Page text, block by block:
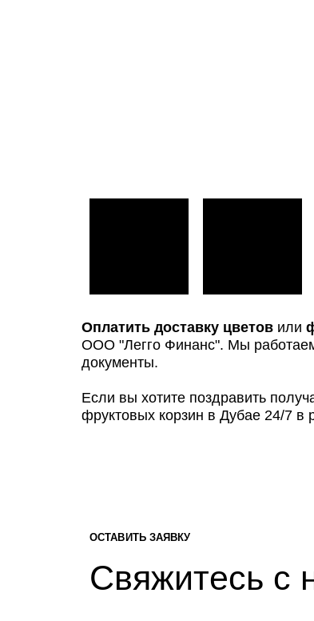
Оплатить доставку цветов или
ООО "Легго Финанс". Мы
документы.
Если вы хотите поздравить
фруктовых корзин в Дубае 24/7
ОСТАВИТЬ ЗАЯВКУ
Свяжитесь с